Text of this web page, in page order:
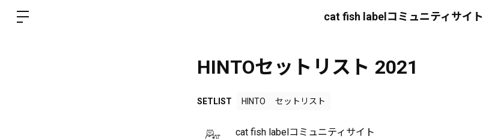
cat fish labelコミュニティサイト
HINTOセットリスト 2021
SETLIST HINTO セットリスト
cat fish labelコミュニティサイト